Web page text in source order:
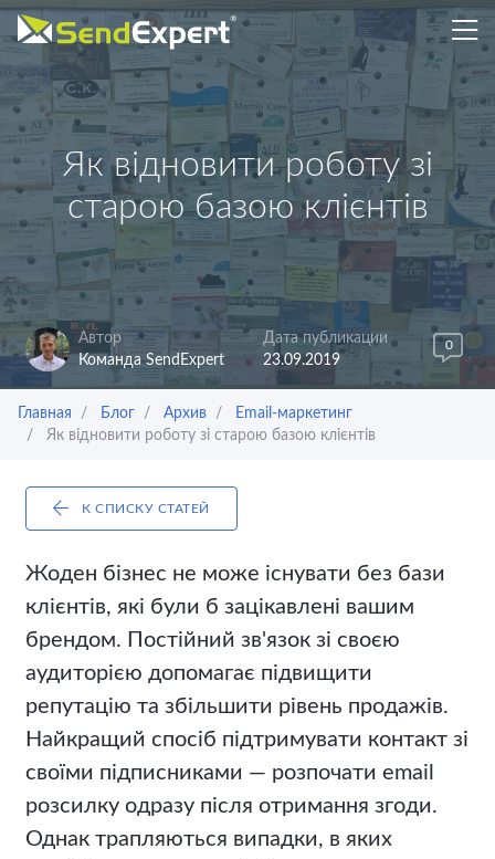
Як відновити роботу зі
старою базою клієнтів
Автор
Команда SendExpert
Дата публикации
23.09.2019
0
Главная Блог Архив
Email-маркетинг
Як відновити роботу зі старою базою клієнтів
К СПИСКУ СТАТЕЙ
Жоден бізнес не може існувати без бази
клієнтів, які були б зацікавлені вашим
брендом. Постійний зв'язок зі своєю
аудиторією допомагає підвищити
репутацію та збільшити рівень продажів.
Найкращий спосіб підтримувати контакт зі
своїми підписниками — розпочати email
розсилку одразу після отримання згоди.
Однак трапляються випадки, в яких